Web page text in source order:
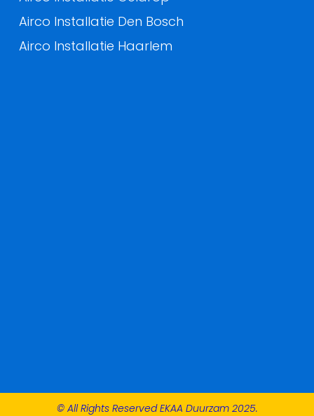
Airco Installatie Den Bosch
Airco Installatie Haarlem
© All Rights Reserved EKAA Duurzam 2025.